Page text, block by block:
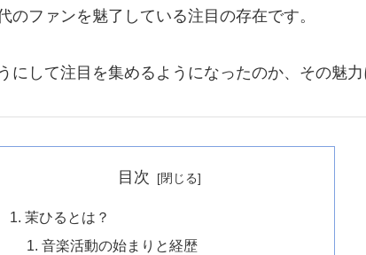
ファンを魅了している注目の存在です。
して注目を集めるようになったのか、その魅力
目次
茉ひるとは？
音楽活動の始まりと経歴